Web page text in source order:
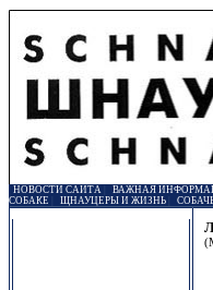
НОВОСТИ САЙТА| ВАЖНАЯ
СОБАКЕ
ЩНАУЦЕРЫ И ЖИЗНЬ|